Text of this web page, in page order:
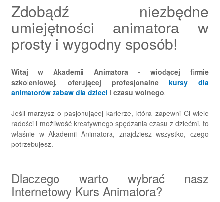
Zdobądź niezbędne
umiejętności animatora w
prosty i wygodny sposób!
Witaj w Akademii Animatora - wiodącej firmie
szkoleniowej, oferującej profesjonalnekursy dla
animatorów zabaw dla dzieci i czasu wolnego.
Jeśli marzysz o pasjonującej karierze, która zapewni Ci wiele
radości i możliwość kreatywnego spędzania czasu z dziećmi, to
właśnie w Akademii Animatora, znajdziesz wszystko, czego
potrzebujesz.
Dlaczego warto wybrać nasz
Internetowy Kurs Animatora?